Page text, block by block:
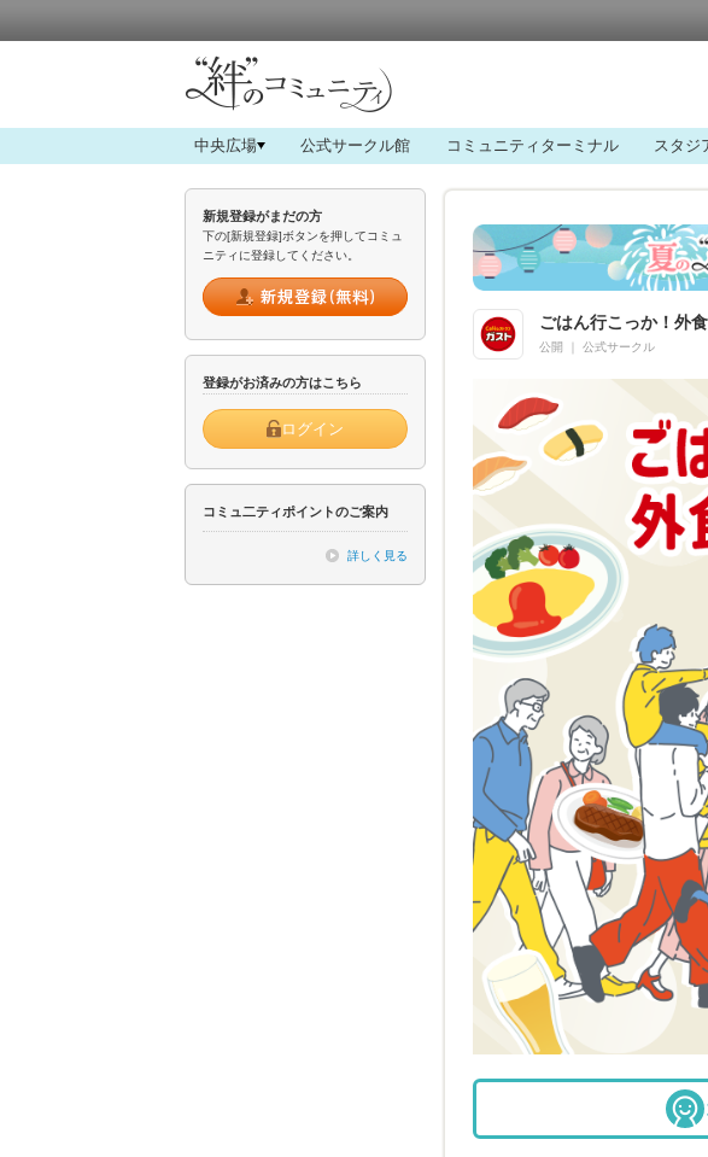
中央広場 公式サークル館 コミュニティターミナル スタジ
新規登録がまだの方
下の[新規登録]ボタンを押してコミュ
ニティに登録してください。
登録がお済みの方はこちら
ログイン
コミュ二ティポイントのご案内
詳しく見る
ごはん行こっか！外
公開 公式サークル